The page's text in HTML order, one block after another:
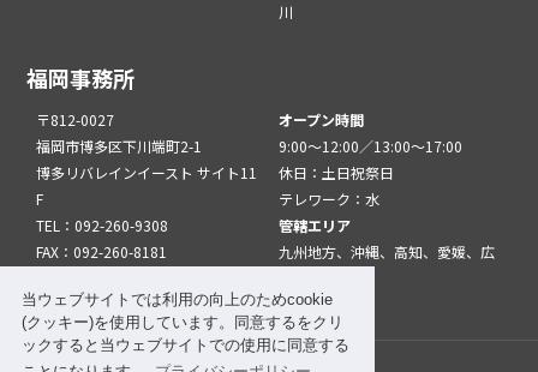
当ウェブサイトでは利用の向上のためcookie
(クッキー)を使用しています。同意するをクリ
ックすると当ウェブサイトでの使用に同意する
川
福岡事務所
〒812-0027
福岡市博多区下川端町2-1
博多リバレインイースト サイト11
F
TEL：092-260-9308
FAX：092-260-8181
オープン時間
9:00～12:00／13:00～17:00
休日：土日祝祭日
テレワーク：水
管轄エリア
九州地方、沖縄、高知、愛媛、広